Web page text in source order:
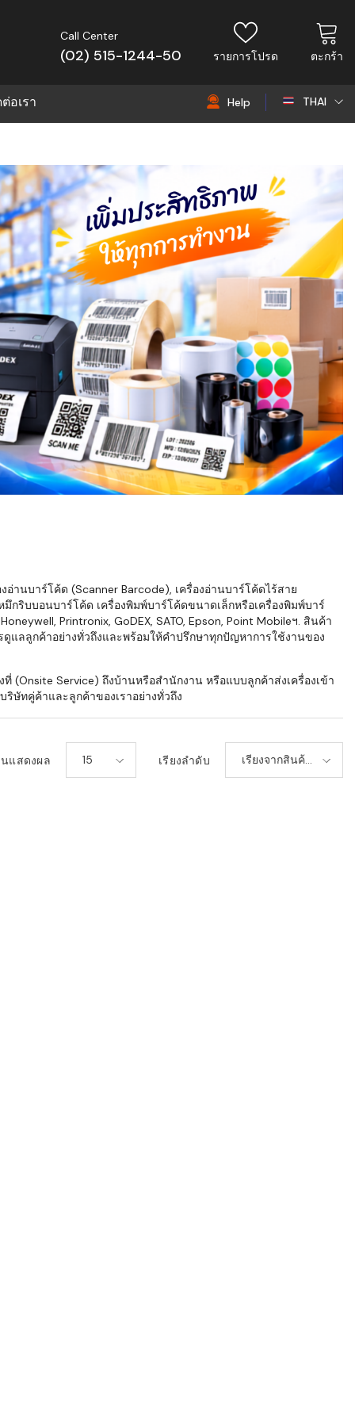
Call Center
(02) 515-1244-50 รายการโปรด ตะกร้า
อเรา Help THAI
EN
านบาร์โค้ด (Scanner Barcode), เครื่องอ่านบาร์โค้ดไร้สาย
กริบบอนบาร์โค้ด เครื่องพิมพ์บาร์โค้ดขนาดเล็กหรือเครื่องพิมพ์บาร์
Printronix, GoDEX, SATO, Epson, Point Mobileฯ. สินค้า
แลลูกค้าอย่างทั่วถึงและพร้อมให้คำปรึกษาทุกปัญหาการใช้งานของ
(Onsite Service) ถึงบ้านหรือสำนักงาน หรือแบบลูกค้าส่งเครื่องเข้า
ษัทคู่ค้าและลูกค้าของเราอย่างทั่วถึง
แสดงผล 15 เรียงลำดับ
เรียงจากสินค้า
ใหม่-เก่า